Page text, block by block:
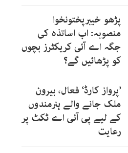
پڑھو خیبرپختونخوا
منصوبہ: اب اساتذہ کی
جگہ اے آئی کریکٹرز بچوں
کو پڑھائیں گے؟
’پرواز کارڈ‘ فعال، بیرون
ملک جانے والے ہنرمندوں
کے لیے پی آئی اے ٹکٹ پر
رعایت